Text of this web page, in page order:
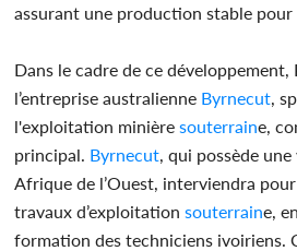
assurant une production stable pour
Dans le cadre de ce développement,
l’entreprise australienne Byrnecut ,
l'exploitation minière souterraine,
principal. Byrnecut , qui possède
Afrique de l’Ouest, interviendra
travaux d’exploitation souterraine,
formation des techniciens ivoiriens.